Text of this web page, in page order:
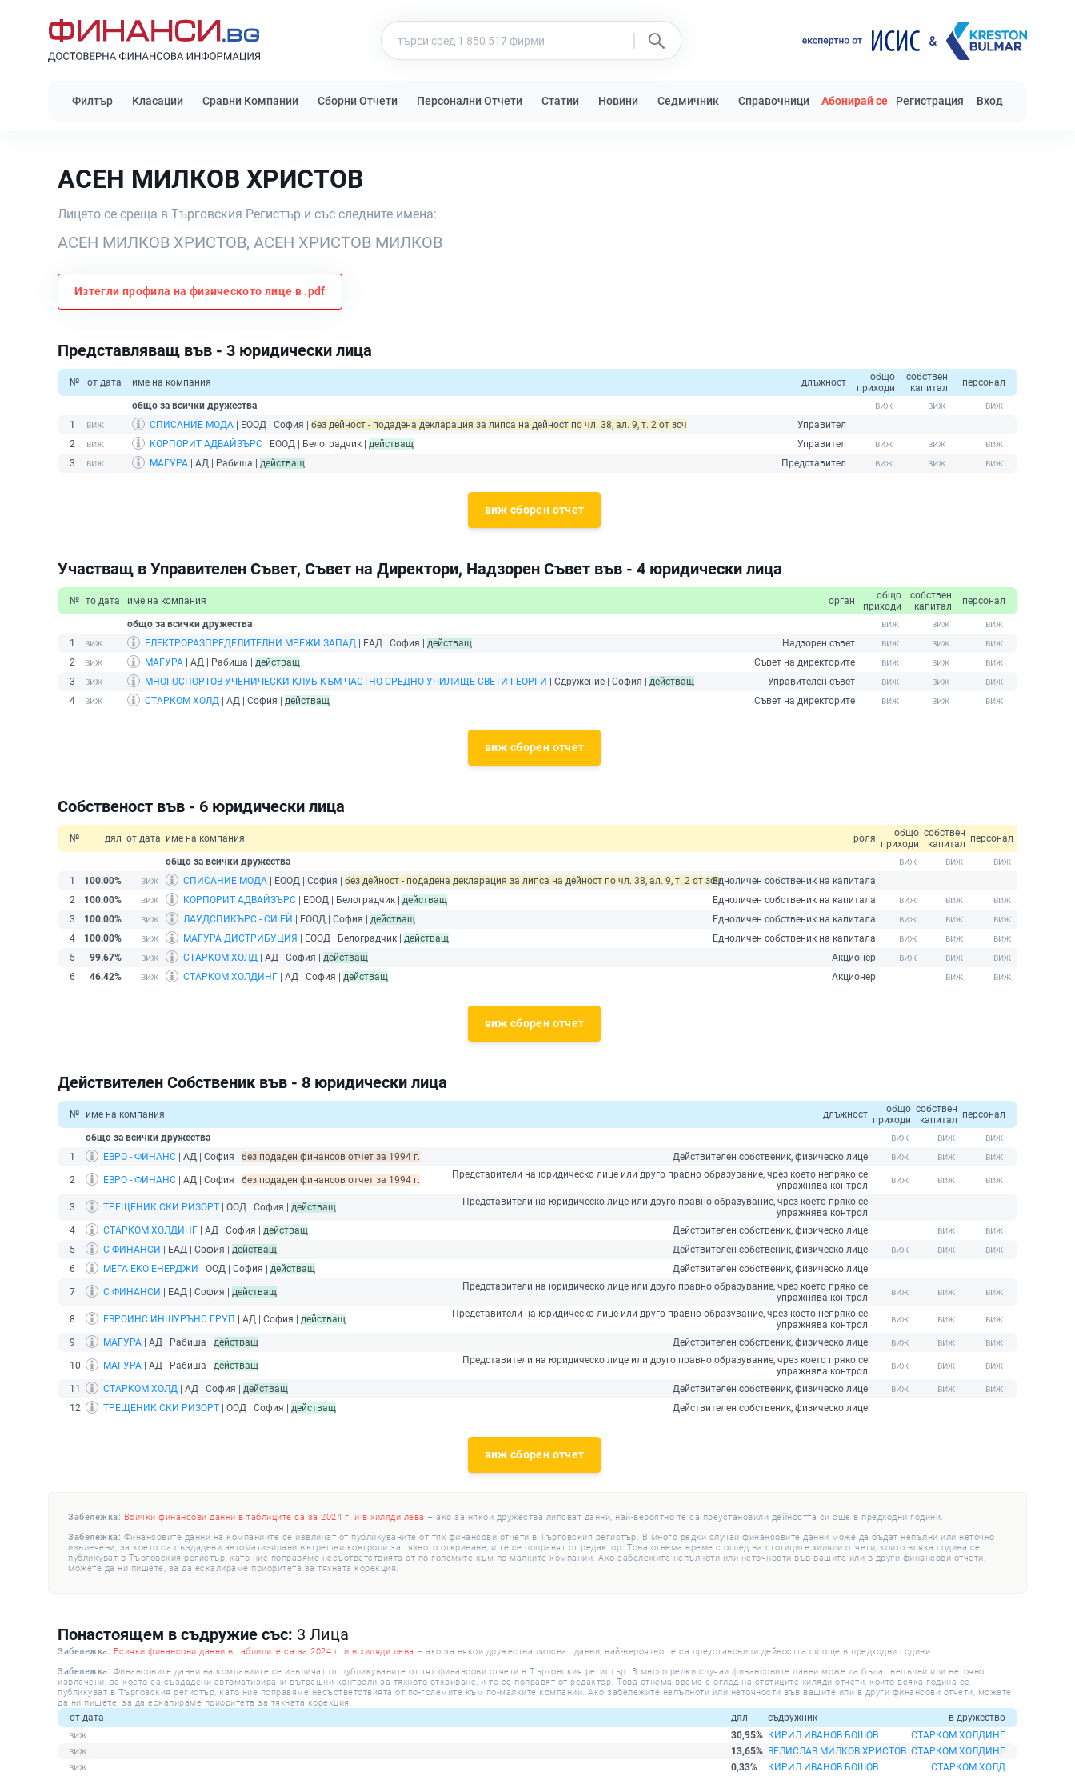
Филтър Класации Сравни Компании Сборни Отчети Персонални Отчети Статии Новини Седмичник Справочници Абонирай се Регистрация Вход
АСЕН МИЛКОВ ХРИСТОВ
Лицето се среща в Търговския Регистър и със следните имена:
АСЕН МИЛКОВ ХРИСТОВ, АСЕН ХРИСТОВ МИЛКОВ
Изтегли профила на физическото лице в .pdf
Представляващ във - 3 юридически лица
№ от дата име на компания длъжност
общо
приходи
собствен
капитал
персонал
общо за всички дружества
1
СПИСАНИЕ МОДА | ЕООД | София | без дейност - подадена декларация за липса на дейност по чл. 38, ал. 9, т. 2 от зсч
Управител
2
КОРПОРИТ АДВАЙЗЪРС | ЕООД | Белоградчик | действащ
Управител
3
МАГУРА | АД | Рабиша | действащ Представител
виж сборен отчет
Участващ в Управителен Съвет, Съвет на Директори, Надзорен Съвет във - 4 юридически лица
№ то дата име на компания орган
общо
приходи
собствен
капитал
персонал
общо за всички дружества
1
ЕЛЕКТРОРАЗПРЕДЕЛИТЕЛНИ МРЕЖИ ЗАПАД | ЕАД | София | действащ
Надзорен съвет
2
МАГУРА | АД | Рабиша | действащ
Съвет на директорите
3
МНОГОСПОРТОВ УЧЕНИЧЕСКИ КЛУБ КЪМ ЧАСТНО СРЕДНО УЧИЛИЩЕ СВЕТИ ГЕОРГИ | Сдружение | София | действащ
Управителен съвет
4
СТАРКОМ ХОЛД | АД | София | действащ Съвет на директорите
виж сборен отчет
Собственост във - 6 юридически лица
№ дял от дата име на компания роля
общо
приходи
собствен
капитал персонал
общо за всички дружества
1
100.00% СПИСАНИЕ МОДА | ЕООД | София | без дейност - подадена декларация за липса на дейност по чл. 38, ал. 9, т. 2 от зсчЕдноличен собственик на капитала
2
100.00% КОРПОРИТ АДВАЙЗЪРС | ЕООД | Белоградчик | действащ
Едноличен собственик на капитала
3
100.00% ЛАУДСПИКЪРС - СИ ЕЙ | ЕООД | София | действащ
Едноличен собственик на капитала
4
100.00% МАГУРА ДИСТРИБУЦИЯ | ЕООД | Белоградчик | действащ
Едноличен собственик на капитала
5
99.67% СТАРКОМ ХОЛД | АД | София | действащ
Акционер
6
46.42% СТАРКОМ ХОЛДИНГ | АД | София | действащ Акционер
виж сборен отчет
Действителен Собственик във - 8 юридически лица
№ име на компания длъжност
общо
приходи
собствен
капитал персонал
общо за всички дружества
1
ЕВРО - ФИНАНС | АД | София | без подаден финансов отчет за 1994 г. Действителен собственик, физическо лице
2 ЕВРО - ФИНАНС | АД | София | без подаден финансов отчет за 1994 г.
Представители на юридическо лице или друго правно образувание, чрез което непряко се
упражнява контрол
3
ТРЕЩЕНИК СКИ РИЗОРТ | ООД | София | действащ
Представители на юридическо лице или друго правно образувание, чрез което пряко се
упражнява контрол
4
СТАРКОМ ХОЛДИНГ | АД | София | действащ
Действителен собственик, физическо лице
5
С ФИНАНСИ | ЕАД | София | действащ
Действителен собственик, физическо лице
6
МЕГА ЕКО ЕНЕРДЖИ | ООД | София | действащ Действителен собственик, физическо лице
7 С ФИНАНСИ | ЕАД | София | действащ
Представители на юридическо лице или друго правно образувание, чрез което пряко се
упражнява контрол
8
ЕВРОИНС ИНШУРЪНС ГРУП | АД | София | действащ
Представители на юридическо лице или друго правно образувание, чрез което непряко се
упражнява контрол
9
МАГУРА | АД | Рабиша | действащ Действителен собственик, физическо лице
10 МАГУРА | АД | Рабиша | действащ
Представители на юридическо лице или друго правно образувание, чрез което пряко се
упражнява контрол
11
СТАРКОМ ХОЛД | АД | София | действащ
Действителен собственик, физическо лице
12
ТРЕЩЕНИК СКИ РИЗОРТ | ООД | София | действащ Действителен собственик, физическо лице
виж сборен отчет
Забележка: Всички финансови данни в таблиците са за 2024 г. и в хиляди лева – ако за някои дружества липсват данни, най-вероятно те са преустановили дейността си още в предходни години.
Забележка: Финансовите данни на компаниите се извличат от публикуваните от тях финансови отчети в Търговския регистър. В много редки случаи финансовите данни може да бъдат непълни или неточно
извлечени, за което са създадени автоматизирани вътрешни контроли за тяхното откриване, и те се поправят от редактор. Това отнема време с оглед на стотиците хиляди отчети, които всяка година се
публикуват в Търговския регистър, като ние поправяме несъответствията от по-големите към по-малките компании. Ако забележите непълноти или неточности във вашите или в други финансови отчети,
можете да ни пишете, за да ескалираме приоритета за тяхната корекция.
Понастоящем в съдружие със: 3 Лица
Забележка: Всички финансови данни в таблиците са за 2024 г. и в хиляди лева – ако за някои дружества липсват данни, най-вероятно те са преустановили дейността си още в предходни години.
Забележка: Финансовите данни на компаниите се извличат от публикуваните от тях финансови отчети в Търговския регистър. В много редки случаи финансовите данни може да бъдат непълни или неточно
извлечени, за което са създадени автоматизирани вътрешни контроли за тяхното откриване, и те се поправят от редактор. Това отнема време с оглед на стотиците хиляди отчети, които всяка година се
публикуват в Търговския регистър, като ние поправяме несъответствията от по-големите към по-малките компании. Ако забележите непълноти или неточности във вашите или в други финансови отчети, можете
да ни пишете, за да ескалираме приоритета за тяхната корекция.
от дата дял съдружник
в дружество
30,95% КИРИЛ ИВАНОВ БОШОВ
СТАРКОМ ХОЛДИНГ
13,65% ВЕЛИСЛАВ МИЛКОВ ХРИСТОВ СТАРКОМ ХОЛДИНГ
0,33%
КИРИЛ ИВАНОВ БОШОВ СТАРКОМ ХОЛД